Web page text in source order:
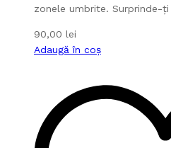
zonele umbrite. Surprinde-
90,00 lei
Adaugă în coș